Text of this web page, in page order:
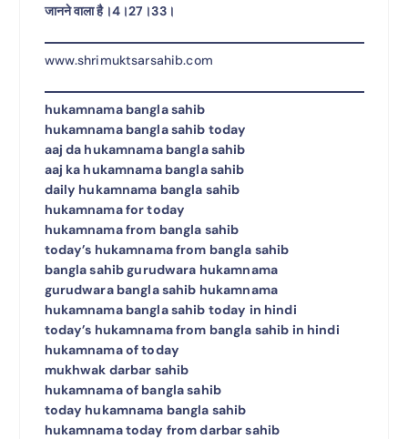
जानने वाला है।4।27।33।
www.shrimuktsarsahib.com
hukamnama bangla sahib
hukamnama bangla sahib today
aaj da hukamnama bangla sahib
aaj ka hukamnama bangla sahib
daily hukamnama bangla sahib
hukamnama for today
hukamnama from bangla sahib
today’s hukamnama from bangla sahib
bangla sahib gurudwara hukamnama
gurudwara bangla sahib hukamnama
hukamnama bangla sahib today in hindi
today’s hukamnama from bangla sahib in hindi
hukamnama of today
mukhwak darbar sahib
hukamnama of bangla sahib
today hukamnama bangla sahib
hukamnama today from darbar sahib